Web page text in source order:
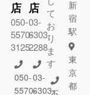
店
050-
5570-
3125
050-
5570-
店
03-
6303-
2288
03-
6303-
て
お
り
ま
す
新
宿
駅
東
京
都